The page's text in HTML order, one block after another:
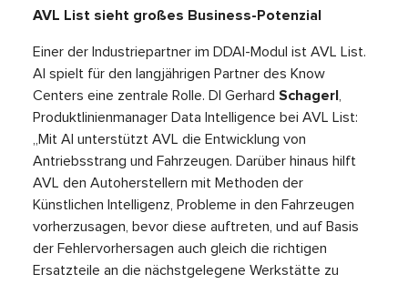
AVL List sieht großes Business-Potenzial
Einer der Industriepartner im DDAI-Modul ist AVL List.
AI spielt für den langjährigen Partner des Know
Centers eine zentrale Rolle. DI Gerhard Schagerl ,
Produktlinienmanager Data Intelligence bei AVL List:
„Mit AI unterstützt AVL die Entwicklung von
Antriebsstrang und Fahrzeugen. Darüber hinaus hilft
AVL den Autoherstellern mit Methoden der
Künstlichen Intelligenz, Probleme in den Fahrzeugen
vorherzusagen, bevor diese auftreten, und auf Basis
der Fehlervorhersagen auch gleich die richtigen
Ersatzteile an die nächstgelegene Werkstätte zu